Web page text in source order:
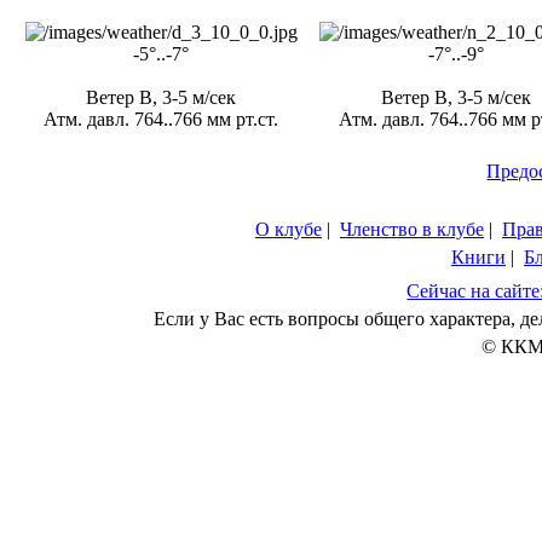
-5°..-7°
Ветер В, 3-5 м/сек
Атм. давл. 764..766 мм рт.ст.
-7°..-9°
Ветер В, 3-5 м/сек
Атм. давл. 764..766 мм
О клубе | Членство в клубе |
Книги |
Сейчас на
Если у Вас есть вопросы общего характера,
© ККМ